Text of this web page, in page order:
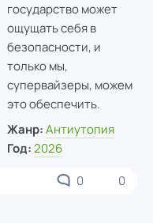
государство может
ощущать себя в
безопасности, и
только мы,
супервайзеры, можем
это обеспечить.
Жанр: Антиутопия
Год: 2026
0 0